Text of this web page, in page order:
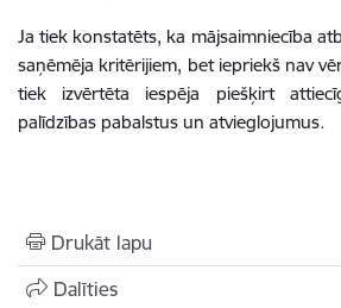
Ja tiek konstatēts, ka mājsaimniecība
saņēmēja kritērijiem, bet iepriekš nav
tiek izvērtēta iespēja piešķirt
palīdzības pabalstus un atvieglojumus.
Drukāt lapu
Dalīties